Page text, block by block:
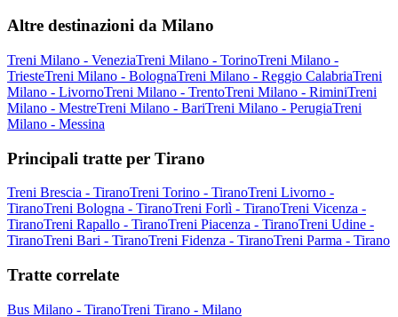
Altre destinazioni da Milano
Treni Milano - VeneziaTreni Milano - TorinoTreni Milano -
TriesteTreni Milano - BolognaTreni Milano - Reggio CalabriaTreni
Milano - LivornoTreni Milano - TrentoTreni Milano - RiminiTreni
Milano - MestreTreni Milano - BariTreni Milano - PerugiaTreni
Milano - Messina
Principali tratte per Tirano
Treni Brescia - TiranoTreni Torino - TiranoTreni Livorno -
TiranoTreni Bologna - TiranoTreni Forlì - TiranoTreni Vicenza -
TiranoTreni Rapallo - TiranoTreni Piacenza - TiranoTreni Udine -
TiranoTreni Bari - TiranoTreni Fidenza - TiranoTreni Parma - Tirano
Tratte correlate
Bus Milano - TiranoTreni Tirano - Milano